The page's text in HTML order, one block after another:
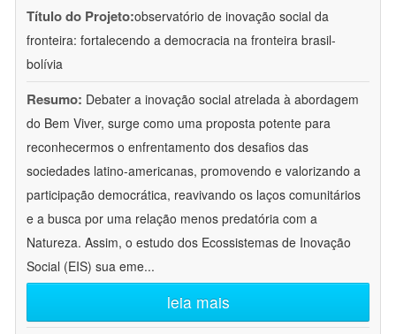
Título do Projeto:observatório de inovação social da
fronteira: fortalecendo a democracia na fronteira brasil-
bolívia
Resumo: Debater a inovação social atrelada à abordagem
do Bem Viver, surge como uma proposta potente para
reconhecermos o enfrentamento dos desafios das
sociedades latino-americanas, promovendo e valorizando a
participação democrática, reavivando os laços comunitários
e a busca por uma relação menos predatória com a
Natureza. Assim, o estudo dos Ecossistemas de Inovação
Social (EIS) sua eme...
leia mais